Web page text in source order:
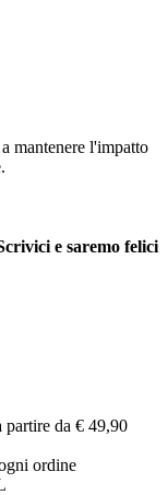
mantenere l'impatto
e saremo felici
partire da € 49,90
ordine